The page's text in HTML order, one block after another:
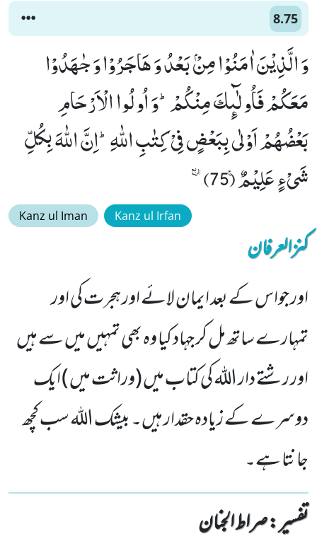
8.75
وَ الَّذِیْنَ اٰمَنُوْا مِنْۢ بَعْدُ وَ هَاجَرُوْا وَ جٰهَدُوْا
مَعَكُمْ فَاُولٰٓىٕكَ مِنْكُمْؕ-وَ اُولُوا الْاَرْحَامِ
بَعْضُهُمْ اَوْلٰى بِبَعْضٍ فِیْ كِتٰبِ اللّٰهِؕ-اِنَّ اللّٰهَ بِكُلِّ
شَیْءٍ عَلِیْمٌ۠ (75)ٛ
Kanz ul Iman Kanz ul Irfan
کنزالعرفان
اور جواس کے بعد ایمان لائے اور ہجرت کی اور
تمہارے ساتھ مل کر جہاد کیا وہ بھی تمہیں میں سے ہیں
اور رشتے دار اللہ کی کتاب میں (وراثت میں ) ایک
دوسرے کے زیادہ حقدار ہیں۔ بیشک اللہ سب کچھ
جانتا ہے۔
تفسیر : ‎صراط الجنان